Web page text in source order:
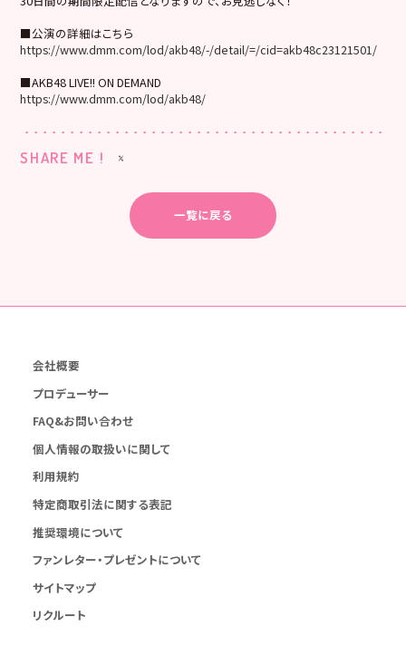
■公演の詳細はこちら
https://www.dmm.com/lod/akb48/-/detail/=/cid=akb48c23121501/
■AKB48 LIVE!! ON DEMAND
https://www.dmm.com/lod/akb48/
SHARE ME !
一覧に戻る
会社概要
プロデューサー
FAQ&お問い合わせ
個人情報の取扱いに関して
利用規約
特定商取引法に関する表記
推奨環境について
ファンレター・プレゼントについて
サイトマップ
リクルート